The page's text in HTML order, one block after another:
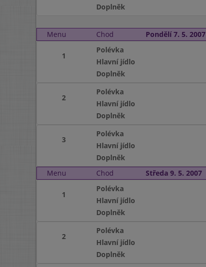
Doplněk
Menu
Chod Pondělí 7. 5. 2007
1
Polévka
Hlavní jídlo
Doplněk
2
Polévka
Hlavní jídlo
Doplněk
3
Polévka
Hlavní jídlo
Doplněk
Menu
Chod Středa 9. 5. 2007
1
Polévka
Hlavní jídlo
Doplněk
2
Polévka
Hlavní jídlo
Doplněk